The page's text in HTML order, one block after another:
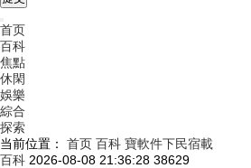
首页
百科
焦點
休閑
娛樂
綜合
探索
当前位置：
首页 百科 寶軟件下民宿載
百科 2026-08-08 21:36:28 38629